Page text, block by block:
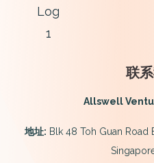
联
Allswell
地址: Blk 48 Toh Guan Road